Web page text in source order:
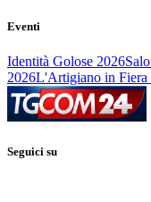
Eventi
Identità Golose 2026
2026L'Artigiano in Fiera
Seguici su